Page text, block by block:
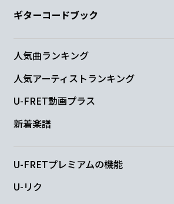
ギターコードブック
人気曲ランキング
人気アーティストランキング
U-FRET動画プラス
新着楽譜
U-FRETプレミアムの機能
U-リク